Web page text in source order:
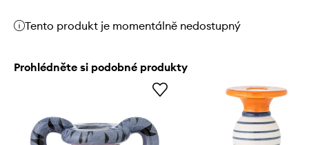
Tento produkt je momentálně nedostupný
Prohlédněte si podobné produkty